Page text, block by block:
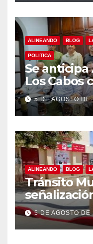
ALINEANDO BLOG
POLITICA
Se
Los Cabos
centro
5 DE AGOSTO
ALINEANDO BLOG
Tránsito
cruces
Cabos
5 DE AGOSTO